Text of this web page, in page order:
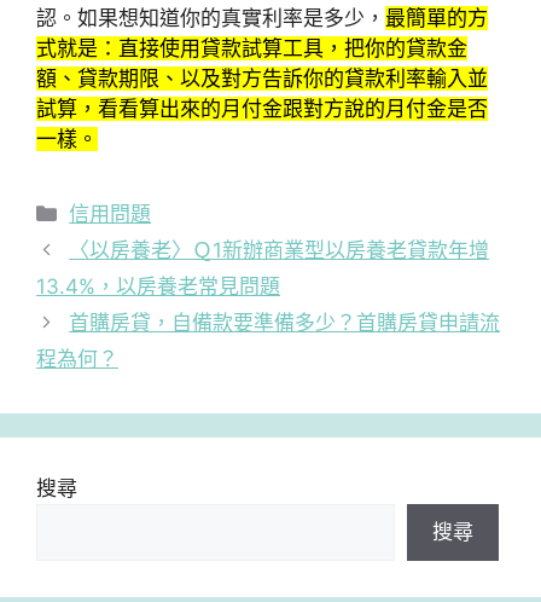
認。如果想知道你的真實利率是多少， 最簡單的方
式就是：直接使用貸款試算工具，把你的貸款金
額、貸款期限、以及對方告訴你的貸款利率輸入並
試算，看看算出來的月付金跟對方說的月付金是否
一樣。
分
類
信用問題
〈以房養老〉Ｑ1新辦商業型以房養老貸款年增
13.4%，以房養老常見問題
首購房貸，自備款要準備多少？首購房貸申請流
程為何？
搜尋
搜尋